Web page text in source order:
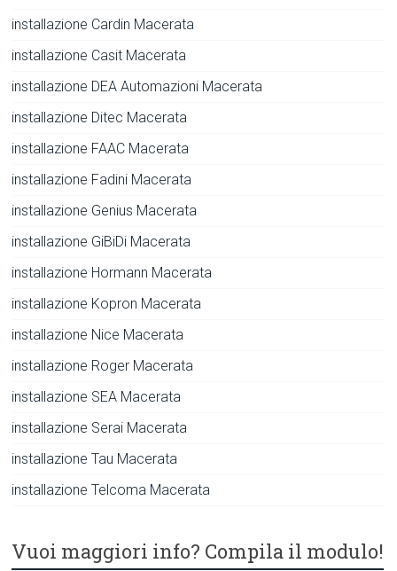
installazione Cardin Macerata
installazione Casit Macerata
installazione DEA Automazioni Macerata
installazione Ditec Macerata
installazione FAAC Macerata
installazione Fadini Macerata
installazione Genius Macerata
installazione GiBiDi Macerata
installazione Hormann Macerata
installazione Kopron Macerata
installazione Nice Macerata
installazione Roger Macerata
installazione SEA Macerata
installazione Serai Macerata
installazione Tau Macerata
installazione Telcoma Macerata
Vuoi maggiori info? Compila il modulo!